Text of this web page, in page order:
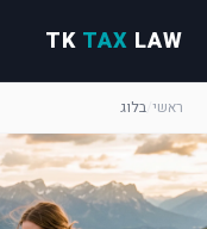
TK TAX LAW
ראשי בלוג